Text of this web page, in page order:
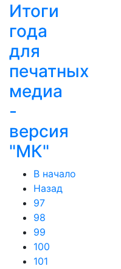
Итоги
года
для
печатных
медиа
-
версия
"МК"
В начало
Назад
97
98
99
100
101